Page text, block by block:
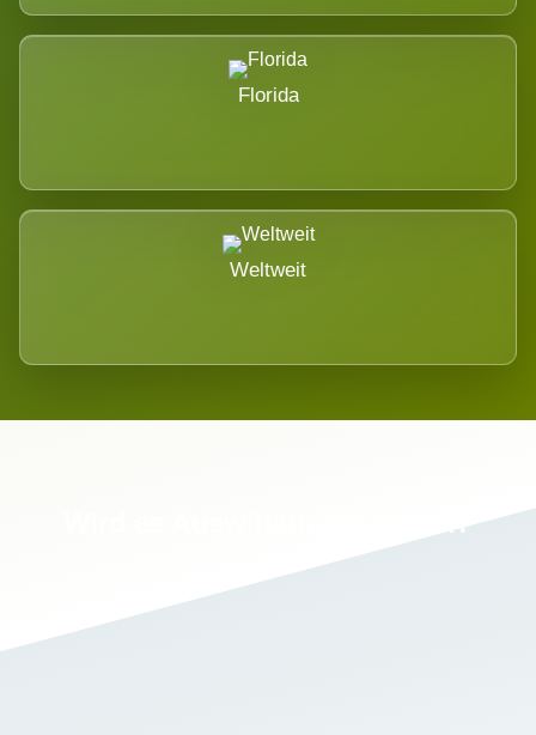
Florida
Weltweit
Wird es Auswirkungen geben?